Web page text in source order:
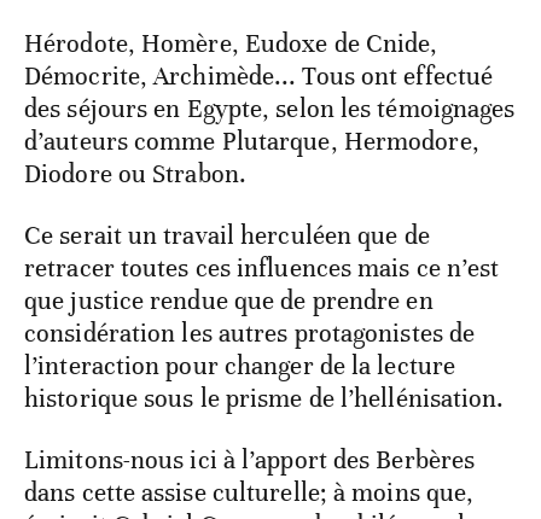
Hérodote, Homère, Eudoxe de Cnide,
Démocrite, Archimède... Tous ont effectué
des séjours en Egypte, selon les témoignages
d’auteurs comme Plutarque, Hermodore,
Diodore ou Strabon.
Ce serait un travail herculéen que de
retracer toutes ces influences mais ce n’est
que justice rendue que de prendre en
considération les autres protagonistes de
l’interaction pour changer de la lecture
historique sous le prisme de l’hellénisation.
Limitons-nous ici à l’apport des Berbères
dans cette assise culturelle; à moins que,